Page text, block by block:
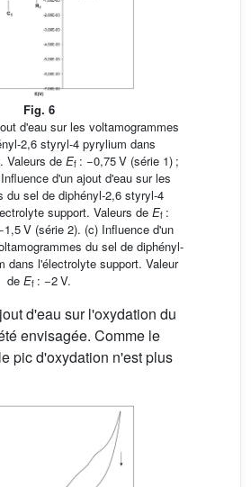
Fig. 6
d'eau sur les voltamogrammes
2,6 styryl-4 pyrylium dans
Valeurs de Ef: −0,75 V (série 1) ;
d'un ajout d'eau sur les
du sel de diphényl-2,6 styryl-4
support. Valeurs de Ef:
V (série 2). (c) Influence d'un
du sel de diphényl-
dans l'électrolyte support. Valeur
de Ef: −2 V.
d'eau sur l'oxydation du
envisagée. Comme le
pic d'oxydation n'est plus